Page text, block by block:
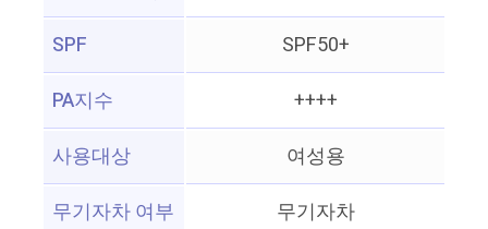
SPF
SPF50+
PA지수
++++
사용대상
여성용
무기자차 여부
무기자차